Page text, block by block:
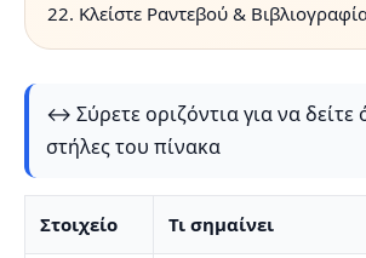
22. Κλείστε Ραντεβού &
↔️ Σύρετε οριζόντια για να δείτε
στήλες του πίνακα
Στοιχείο Τι σημαίνει